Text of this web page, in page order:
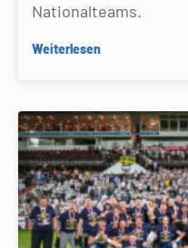
Nationalteams.
Weiterlesen